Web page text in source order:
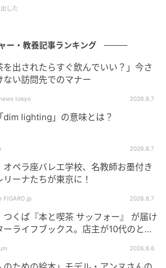
た市民に向けそっくりな表情で
をあとにする、シャーロット王
した
ー・教養記事ランキング
を出されたらすぐ飲んでいい？」今さ
ない訪問先でのマナー
tokyo 2026.8.7
dim lighting」の意味とは？
2026.8.7
オペラ座バレエ学校、名教師お墨付き
リーナたちが東京に！
FIGARO.jp 2026.8.7
つくば『本と喫茶 サッフォー』 が届け
ーライフブックス。店主が10代のとき
『くちびるから散弾銃』。
2026.8.6